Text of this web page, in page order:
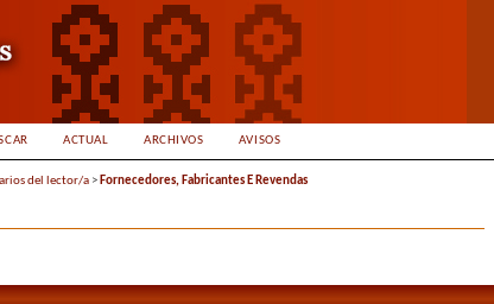
ACTUAL ARCHIVOS AVISOS
del lector/a > Fornecedores, Fabricantes E Revendas